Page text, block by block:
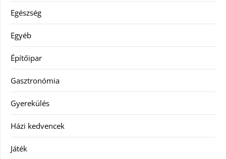
Egészség
Egyéb
Építőipar
Gasztronómia
Gyerekülés
Házi kedvencek
Játék